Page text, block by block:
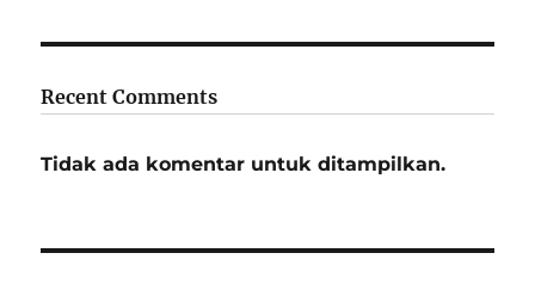
Recent Comments
Tidak ada komentar untuk ditampilkan.